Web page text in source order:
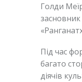
Голди
засновник
Під час
багато
діячів